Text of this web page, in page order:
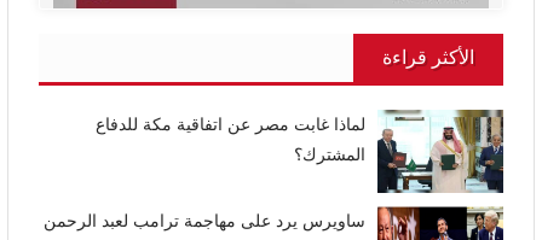
الأكثر قراءة
لماذا غابت مصر عن اتفاقية مكة للدفاع
المشترك؟
ساويرس يرد على مهاجمة ترامب لعبد الرحمن